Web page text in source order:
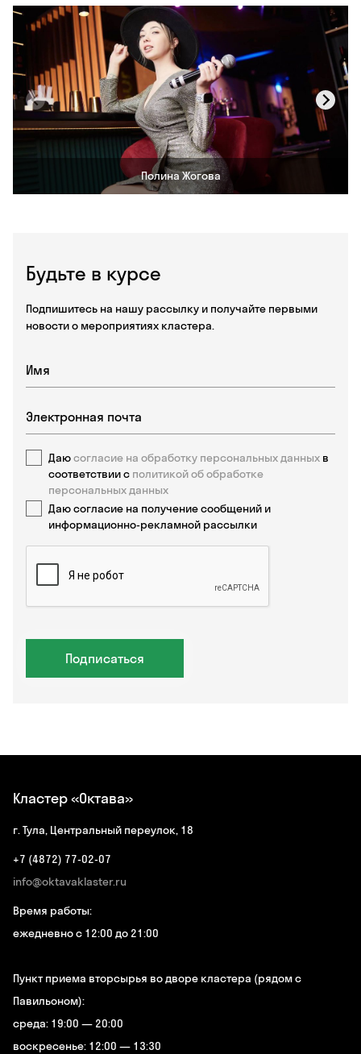
Будьте в курсе
Подпишитесь на нашу рассылку и получайте первыми
новости о мероприятиях кластера.
Даюсогласие на обработку персональных данных в
соответствии с политикой об обработке
персональных данных
Даю согласие на получение сообщений и
информационно-рекламной рассылки
Подписаться
Полина Жогова
Кластер «Октава»
г. Тула, Центральный переулок, 18
+7 (4872) 77-02-07
info@oktavaklaster.ru
Время работы:
ежедневно с 12:00 до 21:00
Пункт приема вторсырья во дворе кластера (рядом с
Павильоном):
среда: 19:00 — 20:00
воскресенье: 12:00 — 13:30